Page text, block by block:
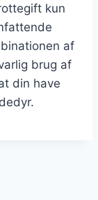
kun
af
brug af
din have